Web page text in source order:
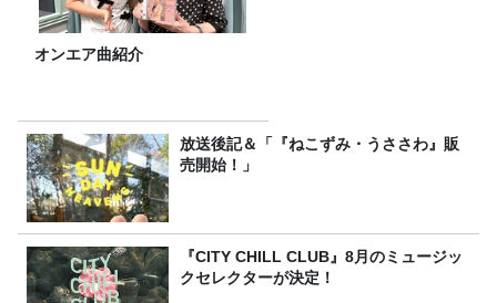
オンエア曲紹介
放送後記＆「『ねこずみ・うささわ』販
売開始！」
『CITY CHILL CLUB』8月のミュージッ
クセレクターが決定！